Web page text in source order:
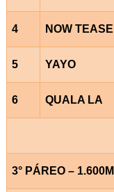
4 NOW
5 YAYO
6 QUALA LA
3° PÁREO –